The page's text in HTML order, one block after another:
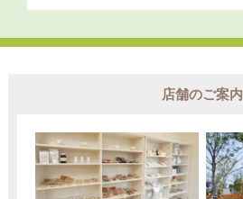
店舗のご案内